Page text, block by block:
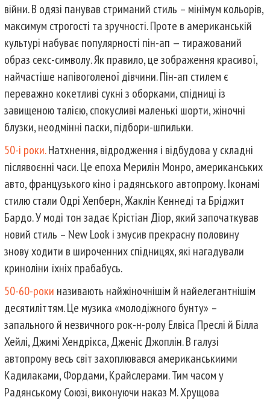
війни. В одязі панував стриманий стиль – мінімум кольорів,
максимум строгості та зручності. Проте в американській
культурі набуває популярності пін-ап — тиражований
образ секс-символу. Як правило, це зображення красивої,
найчастіше напівоголеної дівчини. Пін-ап стилем є
переважно кокетливі сукні з оборками, спідниці із
завищеною талією, спокусливі маленькі шорти, жіночні
блузки, неодмінні паски, підбори-шпильки.
50-і роки.Натхнення, відродження і відбудова у складні
післявоєнні часи. Це епоха Мерилін Монро, американських
авто, французького кіно і радянського автопрому. Іконамі
стилю стали Одрі Хепберн, Жаклін Кеннеді та Бріджит
Бардо. У моді тон задає Крістіан Діор, який започаткував
новий стиль – New Look і змусив прекрасну половину
знову ходити в широченних спідницях, які нагадували
криноліни їхніх прабабусь.
50-60-роки називають найжіночнішім й найелегантнішім
десятиліттям. Це музика «молодіжного бунту» –
запального й незвичного рок-н-ролу Елвіса Преслі й Білла
Хейлі, Джимі Хендрікса, Дженіс Джоплін. В галузі
автопрому весь світ захоплювався американськиими
Кадилаками, Фордами, Крайслерами. Тим часом у
Радянському Союзі, виконуючи наказ М. Хрущова